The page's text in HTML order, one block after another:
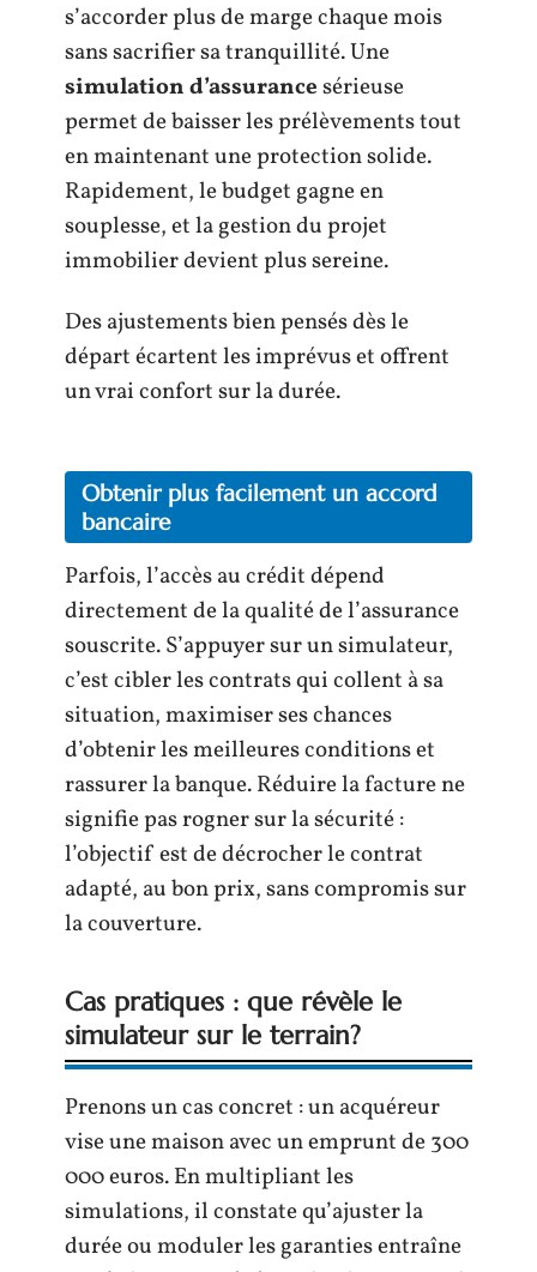
s’accorder plus de marge chaque mois
sans sacrifier sa tranquillité. Une
simulation d’assurancesérieuse
permet de baisser les prélèvements tout
en maintenant une protection solide.
Rapidement, le budget gagne en
souplesse, et la gestion du projet
immobilier devient plus sereine.
Des ajustements bien pensés dès le
départ écartent les imprévus et offrent
un vrai confort sur la durée.
Obtenir plus facilement un accord
bancaire
Parfois, l’accès au crédit dépend
directement de la qualité de l’assurance
souscrite. S’appuyer sur un simulateur,
c’est cibler les contrats qui collent à sa
situation, maximiser ses chances
d’obtenir les meilleures conditions et
rassurer la banque. Réduire la facture ne
signifie pas rogner sur la sécurité :
l’objectif est de décrocher le contrat
adapté, au bon prix, sans compromis sur
la couverture.
Cas pratiques : que révèle le
simulateur sur le terrain?
Prenons un cas concret : un acquéreur
vise une maison avec un emprunt de 300
000 euros. En multipliant les
simulations, il constate qu’ajuster la
durée ou moduler les garanties entraîne